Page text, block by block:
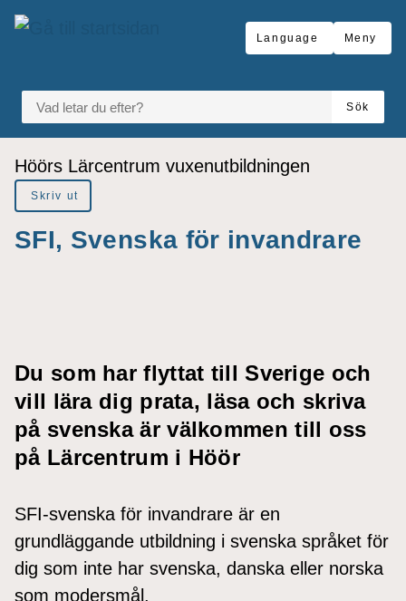
Gå till innehåll
till sidomeny
Language Meny
VAD LETAR DU EFTER?
Sök
Du är här:
Höörs Lärcentrum vuxenutbildningen
Skriv ut
SFI, Svenska för invandrare
Du som har flyttat till Sverige och
vill lära dig prata, läsa och skriva
på svenska är välkommen till oss
på Lärcentrum i Höör
SFI-svenska för invandrare är en
grundläggande utbildning i svenska språket för
dig som inte har svenska, danska eller norska
som modersmål.